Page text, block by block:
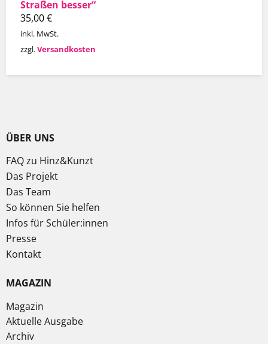
Straßen besser“
35,00€
inkl. MwSt.
zzgl.Versandkosten
ÜBER UNS
FAQ zu Hinz&Kunzt
Das Projekt
Das Team
So können Sie helfen
Infos für Schüler:innen
Presse
Kontakt
MAGAZIN
Magazin
Aktuelle Ausgabe
Archiv